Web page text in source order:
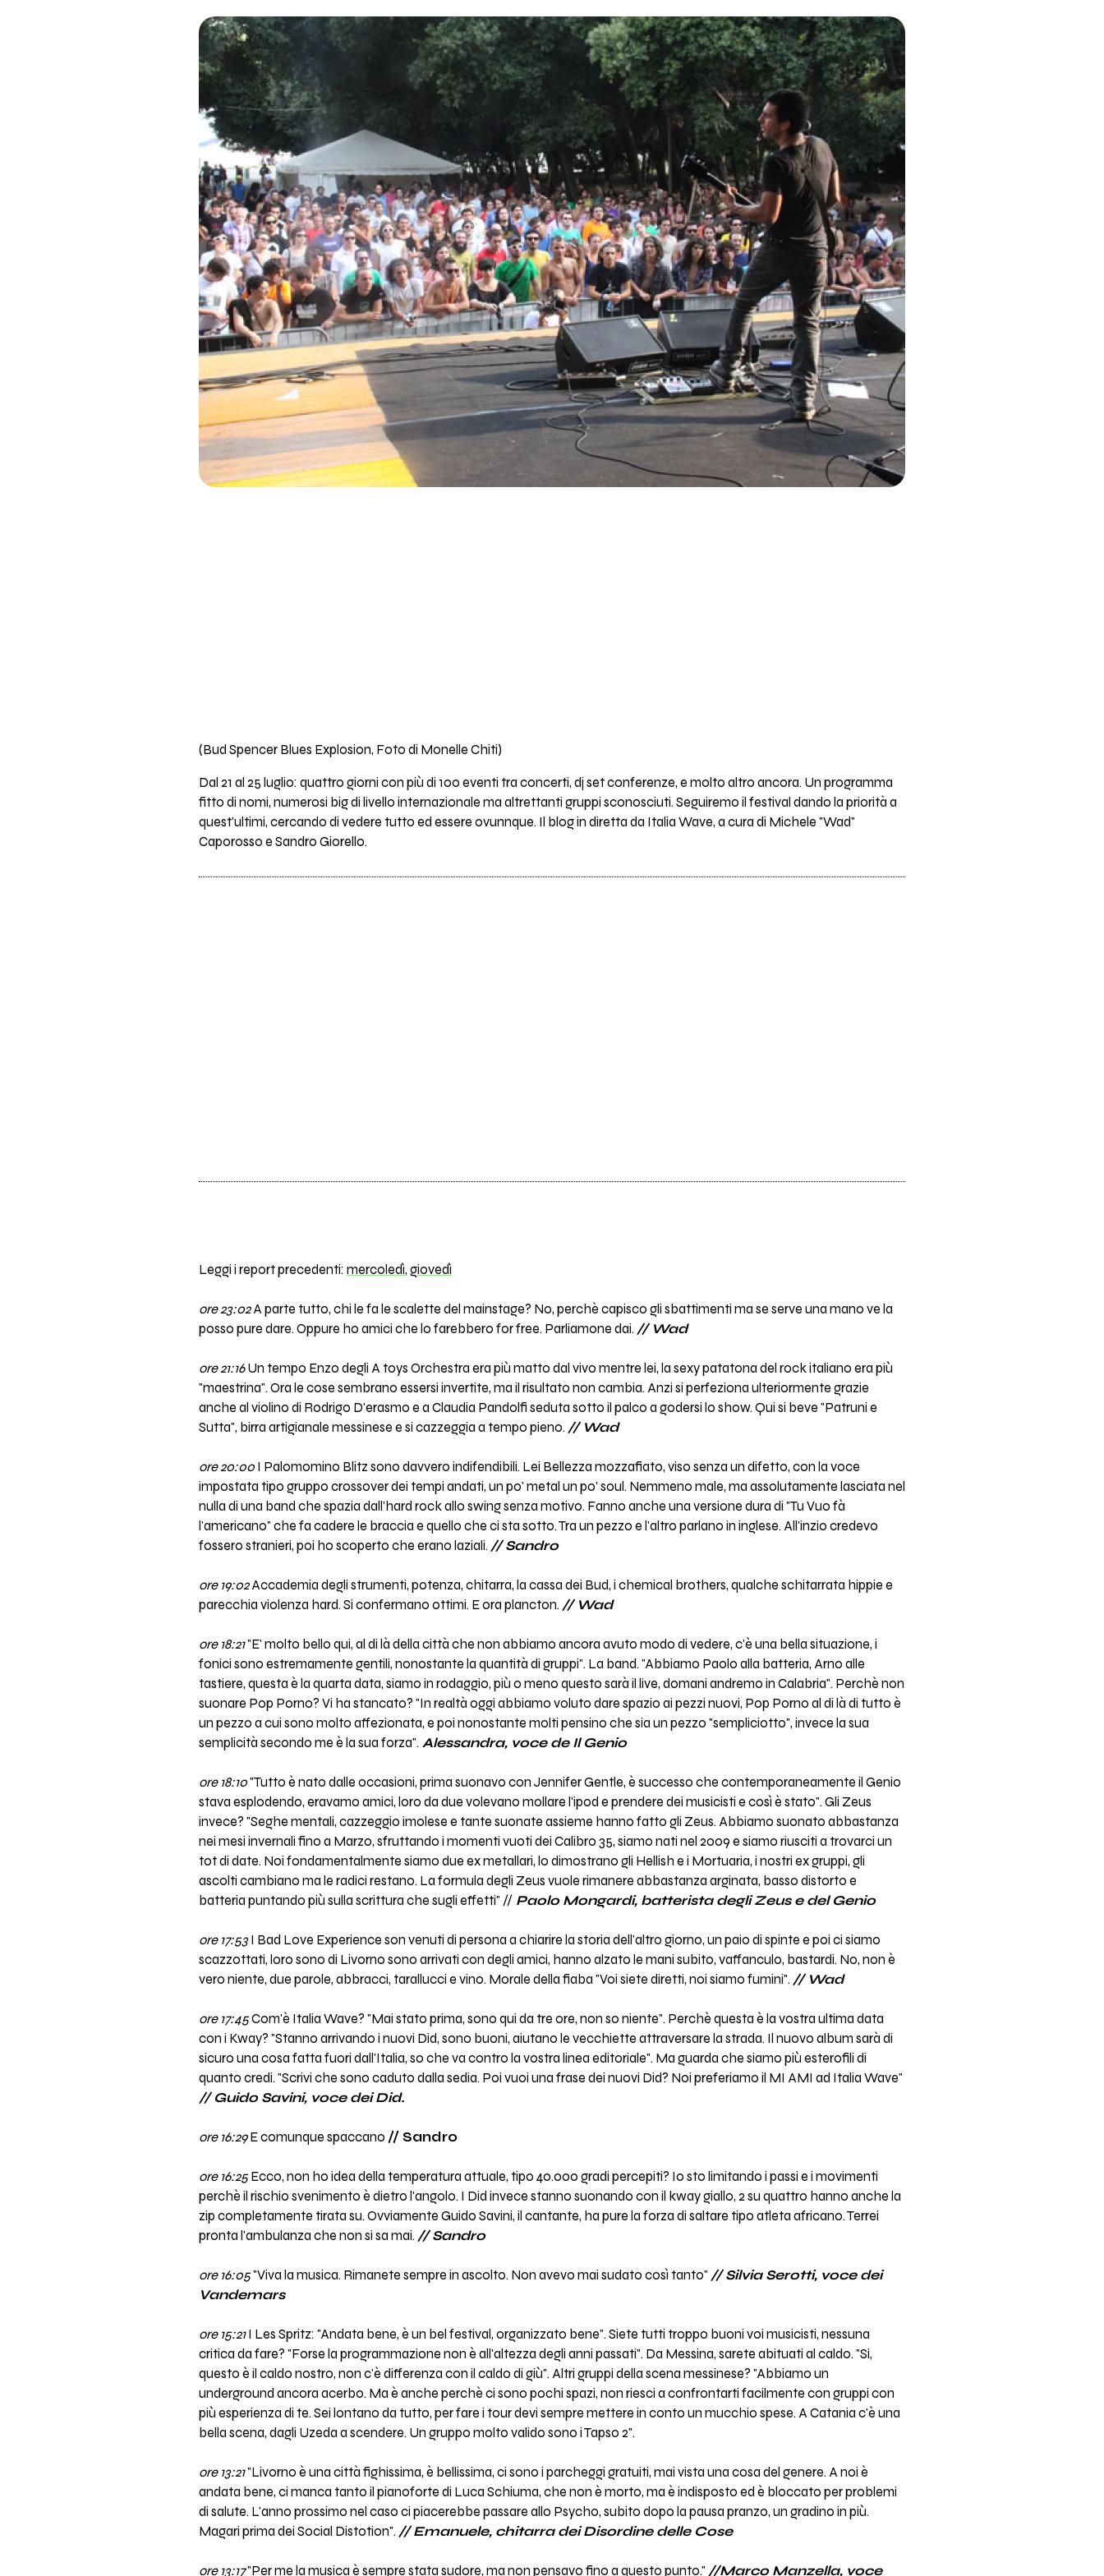
(Bud Spencer Blues Explosion, Foto di Monelle Chiti)
Dal 21 al 25 luglio: quattro giorni con più di 100 eventi tra concerti, dj set conferenze, e molto altro ancora. Un programma
fitto di nomi, numerosi big di livello internazionale ma altrettanti gruppi sconosciuti. Seguiremo il festival dando la priorità a
quest'ultimi, cercando di vedere tutto ed essere ovunnque. Il blog in diretta da Italia Wave, a cura di Michele "Wad"
Caporosso e Sandro Giorello.
Leggi i report precedenti: mercoledì, giovedì
ore 23:02A parte tutto, chi le fa le scalette del mainstage? No, perchè capisco gli sbattimenti ma se serve una mano ve la
posso pure dare. Oppure ho amici che lo farebbero for free. Parliamone dai. // Wad
ore 21:16Un tempo Enzo degli A toys Orchestra era più matto dal vivo mentre lei, la sexy patatona del rock italiano era più
"maestrina". Ora le cose sembrano essersi invertite, ma il risultato non cambia. Anzi si perfeziona ulteriormente grazie
anche al violino di Rodrigo D'erasmo e a Claudia Pandolfi seduta sotto il palco a godersi lo show. Qui si beve "Patruni e
Sutta", birra artigianale messinese e si cazzeggia a tempo pieno. // Wad
ore 20:00I Palomomino Blitz sono davvero indifendibili. Lei Bellezza mozzafiato, viso senza un difetto, con la voce
impostata tipo gruppo crossover dei tempi andati, un po' metal un po' soul. Nemmeno male, ma assolutamente lasciata nel
nulla di una band che spazia dall'hard rock allo swing senza motivo. Fanno anche una versione dura di "Tu Vuo fà
l'americano" che fa cadere le braccia e quello che ci sta sotto. Tra un pezzo e l'altro parlano in inglese. All'inzio credevo
fossero stranieri, poi ho scoperto che erano laziali. // Sandro
ore 19:02Accademia degli strumenti, potenza, chitarra, la cassa dei Bud, i chemical brothers, qualche schitarrata hippie e
parecchia violenza hard. Si confermano ottimi. E ora plancton. // Wad
ore 18:21"E' molto bello qui, al di là della città che non abbiamo ancora avuto modo di vedere, c'è una bella situazione, i
fonici sono estremamente gentili, nonostante la quantità di gruppi". La band. "Abbiamo Paolo alla batteria, Arno alle
tastiere, questa è la quarta data, siamo in rodaggio, più o meno questo sarà il live, domani andremo in Calabria". Perchè non
suonare Pop Porno? Vi ha stancato? "In realtà oggi abbiamo voluto dare spazio ai pezzi nuovi, Pop Porno al di là di tutto è
un pezzo a cui sono molto affezionata, e poi nonostante molti pensino che sia un pezzo "sempliciotto", invece la sua
semplicità secondo me è la sua forza". Alessandra, voce de Il Genio
ore 18:10"Tutto è nato dalle occasioni, prima suonavo con Jennifer Gentle, è successo che contemporaneamente il Genio
stava esplodendo, eravamo amici, loro da due volevano mollare l'ipod e prendere dei musicisti e così è stato". Gli Zeus
invece? "Seghe mentali, cazzeggio imolese e tante suonate assieme hanno fatto gli Zeus. Abbiamo suonato abbastanza
nei mesi invernali fino a Marzo, sfruttando i momenti vuoti dei Calibro 35, siamo nati nel 2009 e siamo riusciti a trovarci un
tot di date. Noi fondamentalmente siamo due ex metallari, lo dimostrano gli Hellish e i Mortuaria, i nostri ex gruppi, gli
ascolti cambiano ma le radici restano. La formula degli Zeus vuole rimanere abbastanza arginata, basso distorto e
batteria puntando più sulla scrittura che sugli effetti" //Paolo Mongardi, batterista degli Zeus e del Genio
ore 17:53I Bad Love Experience son venuti di persona a chiarire la storia dell'altro giorno, un paio di spinte e poi ci siamo
scazzottati, loro sono di Livorno sono arrivati con degli amici, hanno alzato le mani subito, vaffanculo, bastardi. No, non è
vero niente, due parole, abbracci, tarallucci e vino. Morale della fiaba "Voi siete diretti, noi siamo fumini". // Wad
ore 17:45Com'è Italia Wave? "Mai stato prima, sono qui da tre ore, non so niente". Perchè questa è la vostra ultima data
con i Kway? "Stanno arrivando i nuovi Did, sono buoni, aiutano le vecchiette attraversare la strada. Il nuovo album sarà di
sicuro una cosa fatta fuori dall'Italia, so che va contro la vostra linea editoriale". Ma guarda che siamo più esterofili di
quanto credi. "Scrivi che sono caduto dalla sedia. Poi vuoi una frase dei nuovi Did? Noi preferiamo il MI AMI ad Italia Wave"
// Guido Savini, voce dei Did.
ore 16:29E comunque spaccano // Sandro
ore 16:25Ecco, non ho idea della temperatura attuale, tipo 40.000 gradi percepiti? Io sto limitando i passi e i movimenti
perchè il rischio svenimento è dietro l'angolo. I Did invece stanno suonando con il kway giallo, 2 su quattro hanno anche la
zip completamente tirata su. Ovviamente Guido Savini, il cantante, ha pure la forza di saltare tipo atleta africano. Terrei
pronta l'ambulanza che non si sa mai. // Sandro
ore 16:05"Viva la musica. Rimanete sempre in ascolto. Non avevo mai sudato così tanto" // Silvia Serotti, voce dei
Vandemars
ore 15:21I Les Spritz: "Andata bene, è un bel festival, organizzato bene". Siete tutti troppo buoni voi musicisti, nessuna
critica da fare? "Forse la programmazione non è all'altezza degli anni passati". Da Messina, sarete abituati al caldo. "Si,
questo è il caldo nostro, non c'è differenza con il caldo di giù". Altri gruppi della scena messinese? "Abbiamo un
underground ancora acerbo. Ma è anche perchè ci sono pochi spazi, non riesci a confrontarti facilmente con gruppi con
più esperienza di te. Sei lontano da tutto, per fare i tour devi sempre mettere in conto un mucchio spese. A Catania c'è una
bella scena, dagli Uzeda a scendere. Un gruppo molto valido sono i Tapso 2".
ore 13:21"Livorno è una città fighissima, è bellissima, ci sono i parcheggi gratuiti, mai vista una cosa del genere. A noi è
andata bene, ci manca tanto il pianoforte di Luca Schiuma, che non è morto, ma è indisposto ed è bloccato per problemi
di salute. L'anno prossimo nel caso ci piacerebbe passare allo Psycho, subito dopo la pausa pranzo, un gradino in più.
Magari prima dei Social Distotion". // Emanuele, chitarra dei Disordine delle Cose
ore 13:17"Per me la musica è sempre stata sudore, ma non pensavo fino a questo punto." //Marco Manzella, voce